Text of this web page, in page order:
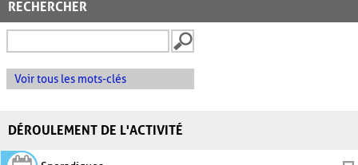
RECHERCHER
Voir tous les mots-clés
DÉROULEMENT DE L'ACTIVITÉ